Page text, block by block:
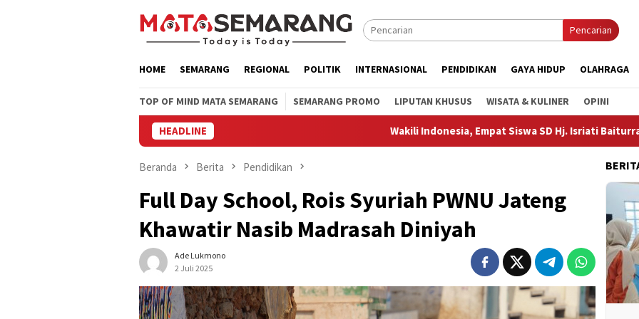
Pencarian
HOME SEMARANG REGIONAL POLITIK INTERNASIONAL PENDIDIKAN GAYA HIDUP OLAHRAGA
TOP OF MIND MATA SEMARANG SEMARANG PROMO LIPUTAN KHUSUS WISATA & KULINER OPINI
HEADLINE Wakili Indonesia, Empat Siswa SD Hj. Isriati Baiturrahman 1 Ikuti
Beranda Berita Pendidikan
Full Day School, Rois Syuriah PWNU Jateng
Khawatir Nasib Madrasah Diniyah
Ade Lukmono
2 Juli 2025